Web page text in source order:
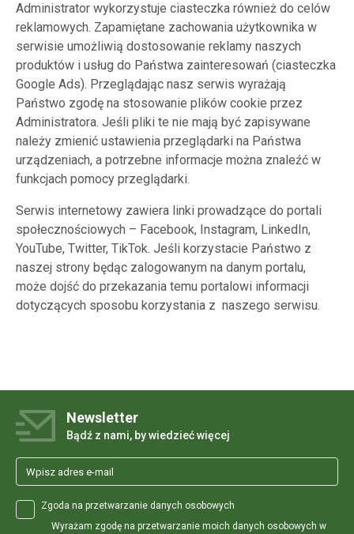
Administrator wykorzystuje ciasteczka również do celów
reklamowych. Zapamiętane zachowania użytkownika w
serwisie umożliwią dostosowanie reklamy naszych
produktów i usług do Państwa zainteresowań (ciasteczka
Google Ads). Przeglądając nasz serwis wyrażają
Państwo zgodę na stosowanie plików cookie przez
Administratora. Jeśli pliki te nie mają być zapisywane
należy zmienić ustawienia przeglądarki na Państwa
urządzeniach, a potrzebne informacje można znaleźć w
funkcjach pomocy przeglądarki.
Serwis internetowy zawiera linki prowadzące do portali
społecznościowych – Facebook, Instagram, LinkedIn,
YouTube, Twitter, TikTok. Jeśli korzystacie Państwo z
naszej strony będąc zalogowanym na danym portalu,
może dojść do przekazania temu portalowi informacji
dotyczących sposobu korzystania z naszego serwisu.
Newsletter
Bądź z nami, by wiedzieć więcej
Zgoda na przetwarzanie danych osobowych
Wyrażam zgodę na przetwarzanie moich danych osobowych w